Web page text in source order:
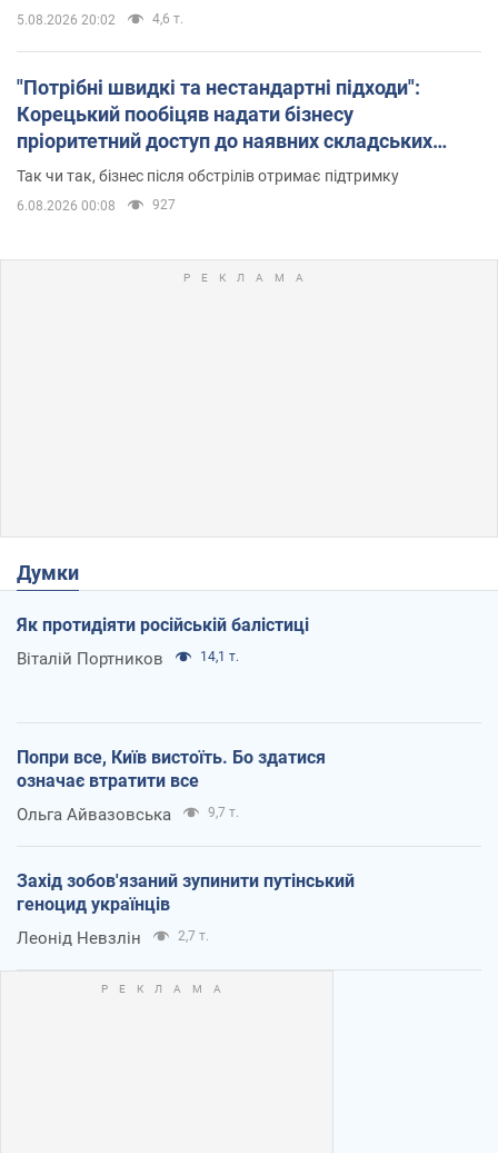
5.08.2026 20:02 4,6 т.
"Потрібні швидкі та нестандартні підходи":
Корецький пообіцяв надати бізнесу
пріоритетний доступ до наявних складських
приміщень
Так чи так, бізнес після обстрілів отримає підтримку
6.08.2026 00:08 927
Думки
Як протидіяти російській балістиці
Віталій Портников 14,1 т.
Попри все, Київ вистоїть. Бо здатися
означає втратити все
Ольга Айвазовська 9,7 т.
Захід зобов'язаний зупинити путінський
геноцид українців
Леонід Невзлін 2,7 т.